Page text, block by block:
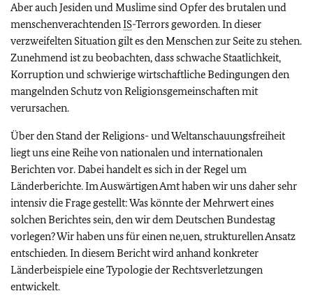
Aber auch Jesiden und Muslime sind Opfer des brutalen und
menschenverachtendenIS-Terrors geworden. In dieser
verzweifelten Situation gilt es den Menschen zur Seite zu stehen.
Zunehmend ist zu beobachten, dass schwache Staatlichkeit,
Korruption und schwierige wirtschaftliche Bedingungen den
mangelnden Schutz von Religionsgemeinschaften mit
verursachen.
Über den Stand der Religions- und Weltanschauungsfreiheit
liegt uns eine Reihe von nationalen und internationalen
Berichten vor. Dabei handelt es sich in der Regel um
Länderberichte. Im Auswärtigen Amt haben wir uns daher sehr
intensiv die Frage gestellt: Was könnte der Mehrwert eines
solchen Berichtes sein, den wir dem Deutschen Bundestag
vorlegen? Wir haben uns für einen ne,uen, strukturellen Ansatz
entschieden. In diesem Bericht wird anhand konkreter
Länderbeispiele eine Typologie der Rechtsverletzungen
entwickelt.